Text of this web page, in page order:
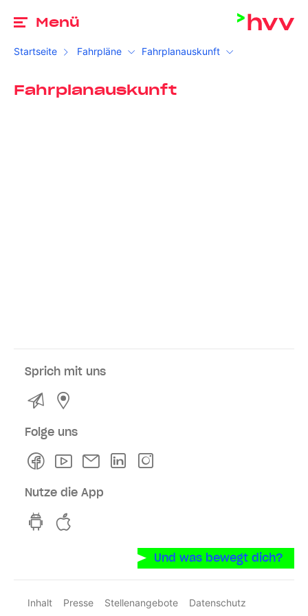
Menü
Startseite Fahrpläne Fahrplanauskunft
Fahrplanauskunft
Sprich mit uns
Kontakt
Folge uns
FacebookYoutubeNewsletterLinkedln
Nutze die App
hvv switch App auf GooglePlay
Und was bewegt dich?
Inhalt Presse Stellenangebote
Datenschutz